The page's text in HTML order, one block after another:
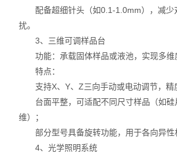
配备超细针头（如0.1-1.0mm），减少
扰。
3、三维可调样品台
功能：承载固体样品或液池，实现多维
特点：
支持X、Y、Z三向手动或电动调节，精
台面平整，可适配不同尺寸样品（如硅
维）；
部分型号具备旋转功能，用于各向异性
4、光学照明系统